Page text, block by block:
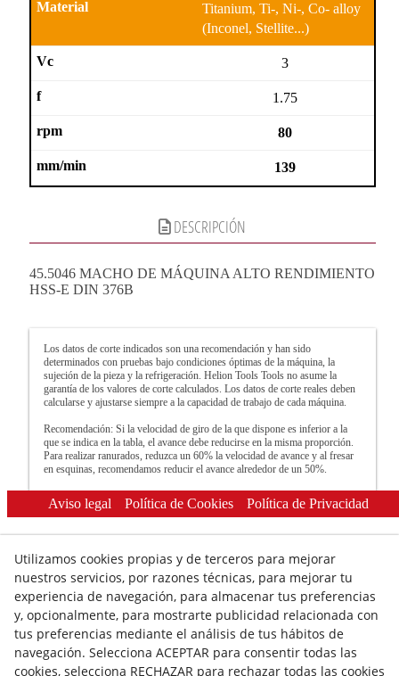
Titanium, Ti-, Ni-, Co- alloy
(Inconel, Stellite...)
3
1.75
80
139
DESCRIPCIÓN
45.5046 MACHO DE MÁQUINA ALTO RENDIMIENTO
HSS-E DIN 376B
Los datos de corte indicados son una recomendación y han sido
determinados con pruebas bajo condiciones óptimas de la máquina, la
sujeción de la pieza y la refrigeración. Helion Tools Tools no asume la
garantía de los valores de corte calculados. Los datos de corte reales deben
calcularse y ajustarse siempre a la capacidad de trabajo de cada máquina.
Recomendación: Si la velocidad de giro de la que dispone es inferior a la
que se indica en la tabla, el avance debe reducirse en la misma proporción.
Para realizar ranurados, reduzca un 60% la velocidad de avance y al fresar
en esquinas, recomendamos reducir el avance alrededor de un 50%.
Aviso legal Política de Cookies Política de Privacidad
© 08/2026 HELION TOOLS S.L. - Todos los derechos
reservados.
Utilizamos cookies propias y de terceros para mejorar
nuestros servicios, por razones técnicas, para mejorar tu
experiencia de navegación, para almacenar tus preferencias
y, opcionalmente, para mostrarte publicidad relacionada con
tus preferencias mediante el análisis de tus hábitos de
navegación. Selecciona ACEPTAR para consentir todas las
cookies, selecciona RECHAZAR para rechazar todas las cookies